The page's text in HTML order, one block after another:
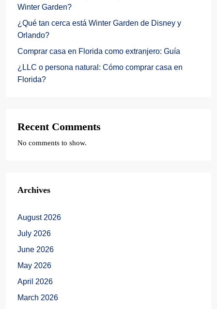
Winter Garden?
¿Qué tan cerca está Winter Garden de Disney y
Orlando?
Comprar casa en Florida como extranjero: Guía
¿LLC o persona natural: Cómo comprar casa en
Florida?
Recent Comments
No comments to show.
Archives
August 2026
July 2026
June 2026
May 2026
April 2026
March 2026